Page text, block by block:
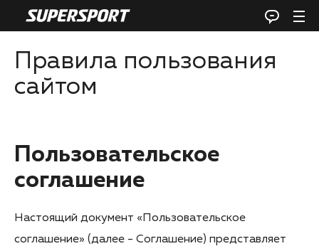
Правила пользования
сайтом
Пользовательское
соглашение
Настоящий документ «Пользовательское
соглашение» (далее - Соглашение) представляет